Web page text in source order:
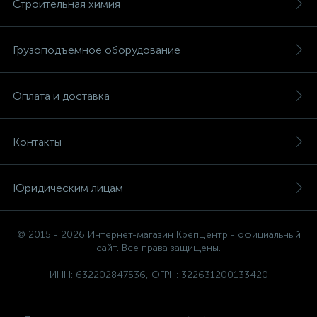
Строительная химия
Грузоподъемное оборудование
Оплата и доставка
Контакты
Юридическим лицам
© 2015 - 2026 Интернет-магазин КрепЦентр - официальный
сайт. Все права защищены.
ИНН: 632202847536, ОГРН: 322631200133420